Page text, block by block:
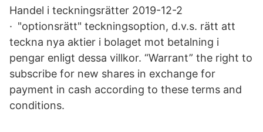
Handel i teckningsrätter 2019-12-2
· "optionsrätt" teckningsoption, d.v.s. rätt att
teckna nya aktier i bolaget mot betalning i
pengar enligt dessa villkor. “Warrant” the right to
subscribe for new shares in exchange for
payment in cash according to these terms and
conditions.